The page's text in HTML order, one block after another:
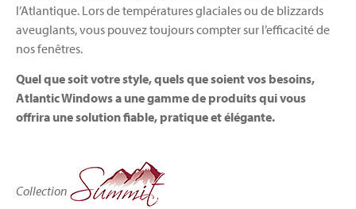
l’Atlantique. Lors de températures glaciales ou de blizzards
aveuglants, vous pouvez toujours compter sur l’efficacité de
nos fenêtres.
Quel que soit votre style, quels que soient vos besoins,
Atlantic Windows a une gamme de produits qui vous
offrira une solution fiable, pratique et élégante.
Collection